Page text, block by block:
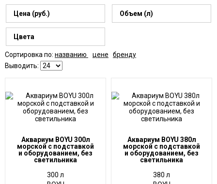
Цена (руб.) Объем (л)
Цвета
Сортировка по: названию цене
бренду
Выводить:
Аквариум BOYU 300л
морской с подставкой
и оборудованием, без
светильника
300 л
Аквариум BOYU 380л
морской с подставкой
и оборудованием, без
светильника
380 л